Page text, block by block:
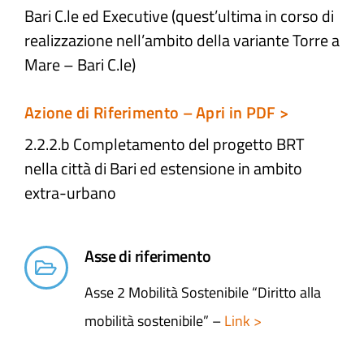
Bari C.le ed Executive (quest’ultima in corso di
realizzazione nell’ambito della variante Torre a
Mare – Bari C.le)
Azione di Riferimento – Apri in PDF >
2.2.2.b Completamento del progetto BRT
nella città di Bari ed estensione in ambito
extra-urbano​
Asse di riferimento
Asse 2 Mobilità Sostenibile “Diritto alla
mobilità sostenibile” –Link >